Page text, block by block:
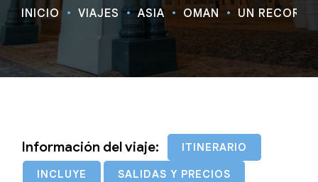
INICIO VIAJES ASIA OMÁN UN
Información del viaje: ITINERARIO
INCLUYE SALIDAS Y PRECIOS